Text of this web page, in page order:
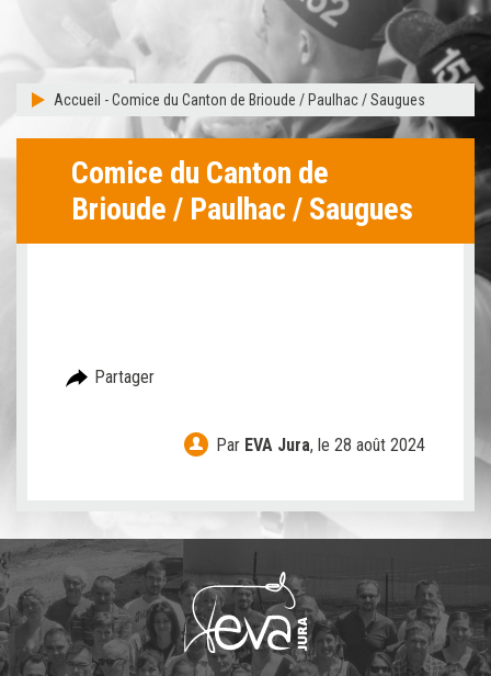
Accueil -Comice du Canton de Brioude / Paulhac / Saugues
Comice du Canton de
Brioude / Paulhac / Saugues
Partager
Par EVA Jura, le 28 août 2024